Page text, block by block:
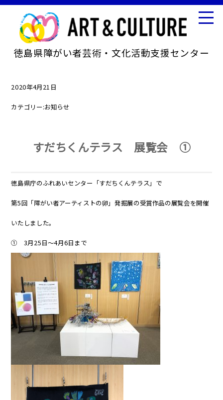
徳島県障がい者芸術・文化活動支援センター
2020年4月21日
カテゴリー:お知らせ
すだちくんテラス 展覧会 ➀
徳島県庁のふれあいセンター「すだちくんテラス」で
第5回「障がい者アーティストの卵」発掘展の受賞作品の展覧会を開催
いたしました。
➀ 3月25日～4月6日まで